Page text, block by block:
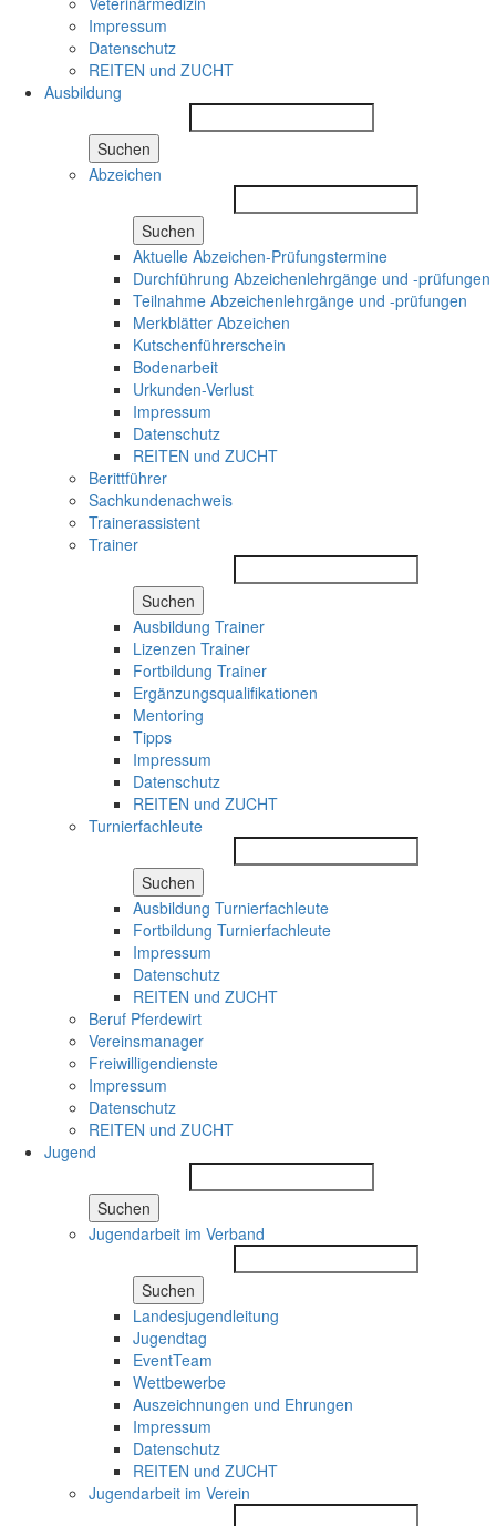
Impressum
Datenschutz
REITEN und ZUCHT
Ausbildung
Suchen
Abzeichen
Suchen
Aktuelle Abzeichen-Prüfungstermine
Durchführung Abzeichenlehrgänge und -prüfungen
Teilnahme Abzeichenlehrgänge und -prüfungen
Merkblätter Abzeichen
Kutschenführerschein
Bodenarbeit
Urkunden-Verlust
Impressum
Datenschutz
REITEN und ZUCHT
Berittführer
Sachkundenachweis
Trainerassistent
Trainer
Suchen
Ausbildung Trainer
Lizenzen Trainer
Fortbildung Trainer
Ergänzungsqualifikationen
Mentoring
Tipps
Impressum
Datenschutz
REITEN und ZUCHT
Turnierfachleute
Suchen
Ausbildung Turnierfachleute
Fortbildung Turnierfachleute
Impressum
Datenschutz
REITEN und ZUCHT
Beruf Pferdewirt
Vereinsmanager
Freiwilligendienste
Impressum
Datenschutz
REITEN und ZUCHT
Jugend
Suchen
Jugendarbeit im Verband
Suchen
Landesjugendleitung
Jugendtag
EventTeam
Wettbewerbe
Auszeichnungen und Ehrungen
Impressum
Datenschutz
REITEN und ZUCHT
Jugendarbeit im Verein